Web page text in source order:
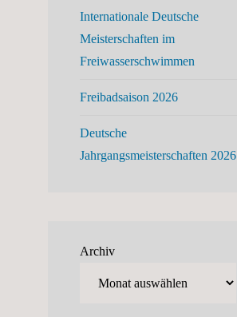
Internationale Deutsche
Meisterschaften im
Freiwasserschwimmen
Freibadsaison 2026
Deutsche
Jahrgangsmeisterschaften 2026
Archiv